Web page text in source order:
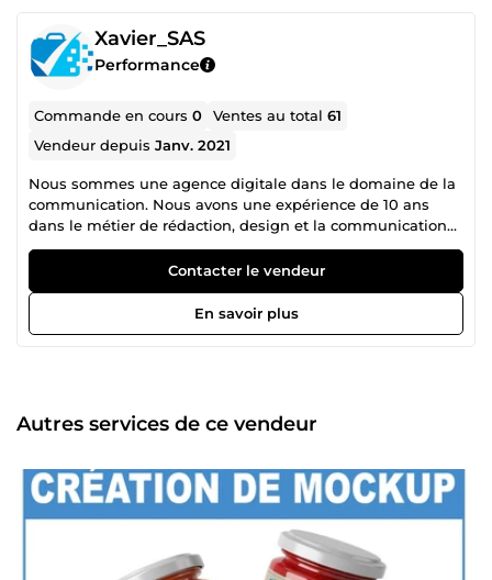
Xavier_SAS
Performance
Commande en cours0 Ventes au total61
Vendeur depuisJanv. 2021
Nous sommes une agence digitale dans le domaine de la
communication. Nous avons une expérience de 10 ans
dans le métier de rédaction, design et la communication
digital. Nous traitons toutes formes de projets : à court,
moyen, long termes. Nous sommes également en mesure
de gérer des projets de grande envergure. Nous pouvons
recevoir des commandes et engager des échanges TOUS
LES JOURS. À votre réussite.
Contacter le vendeur
En savoir plus
Autres services de ce vendeur